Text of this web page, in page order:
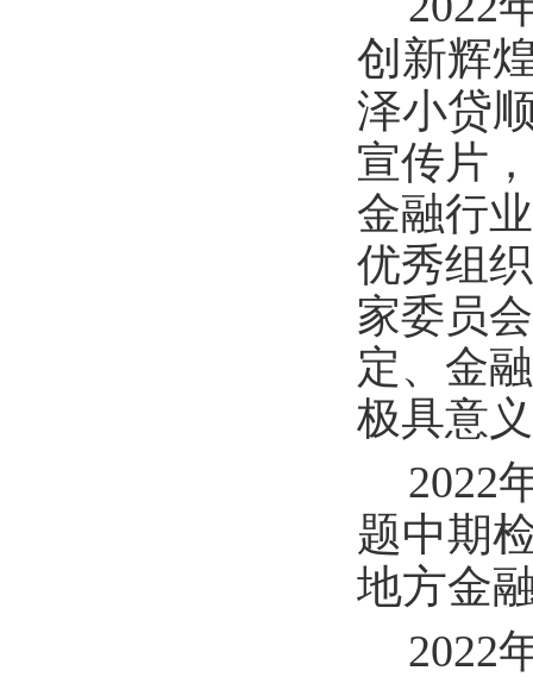
创新辉
泽小贷
宣传片
金融行
优秀组
家委员
定、金
极具意
2022
题中期
地方金
2022